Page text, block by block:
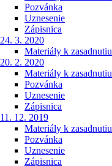
Pozvánka
Uznesenie
Zápisnica
24. 3. 2020
Materiály k zasadnutiu
20. 2. 2020
Materiály k zasadnutiu
Pozvánka
Uznesenie
Zápisnica
11. 12. 2019
Materiály k zasadnutiu
Pozvánka
Uznesenie
Zápisnica